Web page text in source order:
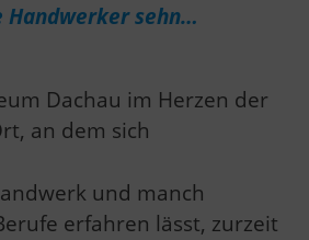
sehn…
Dachau im Herzen der
an dem sich
und manch
erfahren lässt, zurzeit